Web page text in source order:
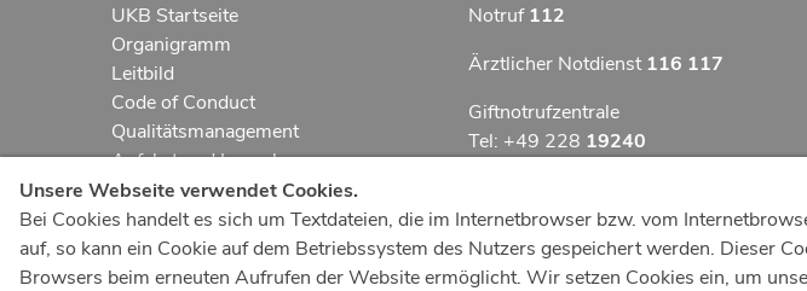
UKB Startseite
Organigramm
Leitbild
Code of Conduct
Qualitätsmanagement
Anfahrt und Lageplan
Erklärung zur Barrierefreiheit
Datenschutzerklärung
AGBs
Impressum
Notruf 112
Ärztlicher Notdienst 116 117
Giftnotrufzentrale
Tel: +49 228 19240
Kindernotfallzentrum Bonn
Unsere Webseite verwendet Cookies.
Bei Cookies handelt es sich um Textdateien, die im Internetbrowser bzw. vom
auf, so kann ein Cookie auf dem Betriebssystem des Nutzers gespeichert werden. Dieser
Browsers beim erneuten Aufrufen der Website ermöglicht. Wir setzen Cookies ein, um